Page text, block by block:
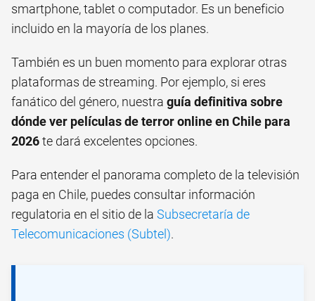
smartphone, tablet o computador. Es un beneficio
incluido en la mayoría de los planes.
También es un buen momento para explorar otras
plataformas de streaming. Por ejemplo, si eres
fanático del género, nuestra guía definitiva sobre
dónde ver películas de terror online en Chile para
2026te dará excelentes opciones.
Para entender el panorama completo de la televisión
paga en Chile, puedes consultar información
regulatoria en el sitio de la Subsecretaría de
Telecomunicaciones (Subtel).